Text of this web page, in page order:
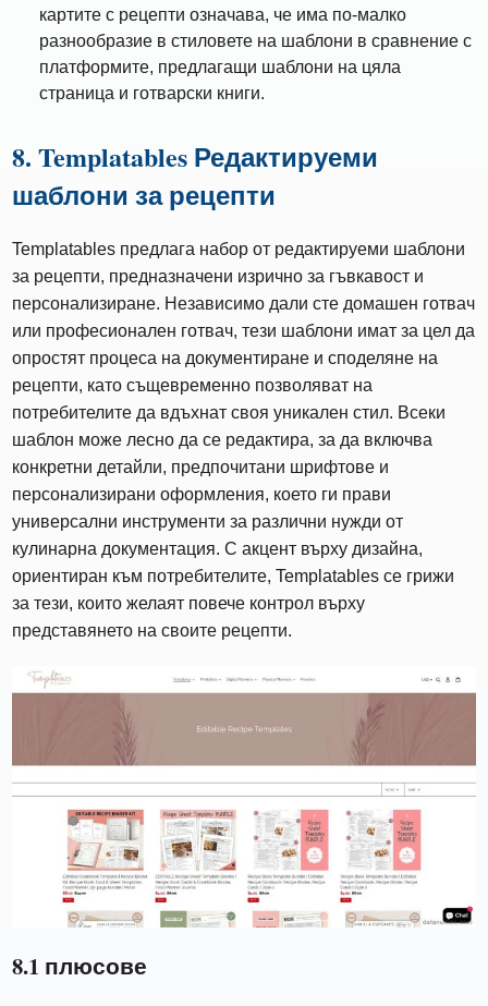
картите с рецепти означава, че има по-малко
разнообразие в стиловете на шаблони в сравнение с
платформите, предлагащи шаблони на цяла
страница и готварски книги.
8. Templatables Редактируеми
шаблони за рецепти
Templatables предлага набор от редактируеми шаблони
за рецепти, предназначени изрично за гъвкавост и
персонализиране. Независимо дали сте домашен готвач
или професионален готвач, тези шаблони имат за цел да
опростят процеса на документиране и споделяне на
рецепти, като същевременно позволяват на
потребителите да вдъхнат своя уникален стил. Всеки
шаблон може лесно да се редактира, за да включва
конкретни детайли, предпочитани шрифтове и
персонализирани оформления, което ги прави
универсални инструменти за различни нужди от
кулинарна документация. С акцент върху дизайна,
ориентиран към потребителите, Templatables се грижи
за тези, които желаят повече контрол върху
представянето на своите рецепти.
8.1 плюсове